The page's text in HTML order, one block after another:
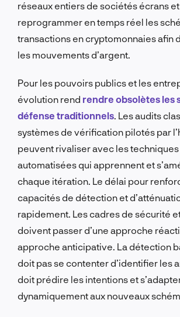
réseaux entiers de sociétés écrans
reprogrammer en temps réel les
transactions en cryptomonnaies afin
les mouvements d’argent.
Pour les pouvoirs publics et les
évolution rend rendre obsolètes les
défense traditionnels . Les audits
systèmes de vérification pilotés par
peuvent rivaliser avec les
automatisées qui apprennent et
chaque itération. Le délai pour
capacités de détection et
rapidement. Les cadres de sécurité
doivent passer d’une approche
approche anticipative. La détection
doit pas se contenter d’identifier les
doit prédire les intentions et
dynamiquement aux nouveaux